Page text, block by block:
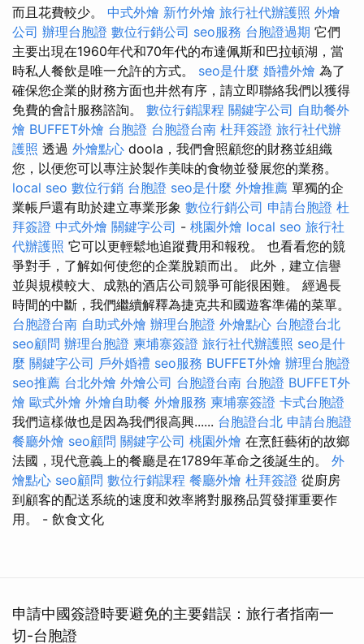
而且花費較少。 中式外燴 新竹外燴 旅行社代辦護照 外燴
公司 辦理台胞證 數位行銷公司 seo服務 台胞證過期 它們
主要出現在1960年代和70年代的布達佩斯和巴拉頓湖，當
時私人餐飲是唯一允許的方式。 seo是什麼 婚禮外燴 為了
確保您企業的財務方面也井然有序，請立即聯絡我們以獲得
免費的會計服務諮詢。 數位行銷課程 關鍵字公司 自助餐外
燴 BUFFET外燴 台胞證 台胞證台南 杜拜簽證 旅行社代辦
護照 透過 外燴點心 doola，我們會照顧您的財務並組織
您，以便您可以專注於製作美味的食物並發展您的業務。
local seo 數位行銷 台胞證 seo是什麼 外燴推薦 單獨的企
業帳戶還有助於建立專業形象 數位行銷公司 申請台胞證 杜
拜簽證 中式外燴 關鍵字公司 - 桃園外燴 local seo 旅行社
代辦護照 它可以更輕鬆地追蹤費用和報稅。 也看看您的競
爭對手，了解如何使您的企業脫穎而出。 此外，建立信譽
並與規模較大、成熟的酒店公司競爭可能很困難。 經過長
時間的中斷，我們繼續解釋為捷克共和國遊客準備的菜單。
台胞證台南 自助式外燴 辦理台胞證 外燴點心 台胞證台北
seo顧問 辦理台胞證 柬埔寨簽證 旅行社代辦護照 seo是什
麼 關鍵字公司 戶外婚禮 seo服務 BUFFET外燴 辦理台胞證
seo推薦 台北外燴 外燴公司 台胞證台南 台胞證 BUFFET外
燴 歐式外燴 外燴自助餐 外燴服務 柬埔寨簽證 卡式台胞證
我們這樣做也是因為我們很高興...... 台胞證台北 申請台胞證
餐廳外燴 seo顧問 關鍵字公司 桃園外燴 在烹飪藝術的故鄉
法國，現代意義上的餐廳是在1789年革命之後誕生的。 外
燴點心 seo顧問 數位行銷課程 餐廳外燴 杜拜簽證 從廚房
到顧客的配送系統的速度和效率將對服務品質發揮重要作
用。 - 飲食文化
申請中國簽證時要避免的主要錯誤：旅行者指南一
切-台胞證